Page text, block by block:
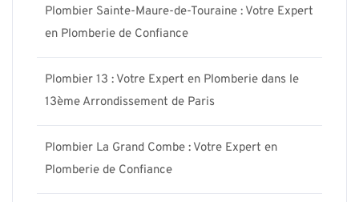
Plombier Sainte-Maure-de-Touraine : Votre Expert
en Plomberie de Confiance
Plombier 13 : Votre Expert en Plomberie dans le
13ème Arrondissement de Paris
Plombier La Grand Combe : Votre Expert en
Plomberie de Confiance